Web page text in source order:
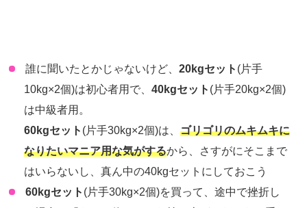
誰に聞いたとかじゃないけど、 20kgセット (片手
10kg×2個)は初心者用で、 40kgセット (片手20kg×2個)
は中級者用。
60kgセット (片手30kg×2個)は、 ゴリゴリのムキムキに
なりたいマニア用な気がするから、さすがにそこまで
はいらないし、真ん中の40kgセットにしておこう
60kgセット (片手30kg×2個)を買って、途中で挫折し